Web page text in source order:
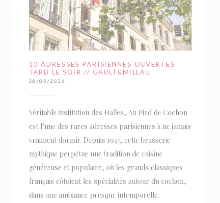
10 ADRESSES PARISIENNES OUVERTES
TARD LE SOIR // GAULT&MILLAU
28/05/2026
Véritable institution des Halles, Au Pied de Cochon
est l’une des rares adresses parisiennes à ne jamais
vraiment dormir. Depuis 1947, cette brasserie
mythique perpétue une tradition de cuisine
généreuse et populaire, où les grands classiques
français côtoient les spécialités autour du cochon,
dans une ambiance presque intemporelle.